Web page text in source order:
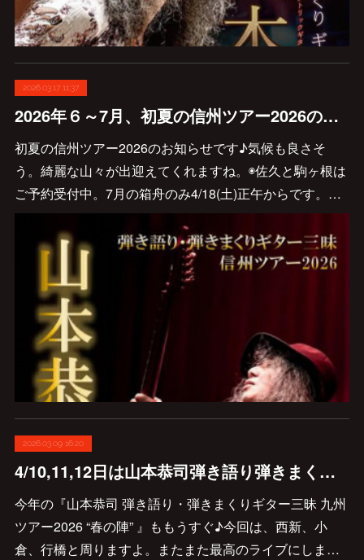
2026.03.17 11:37
2026年６～7月、初夏の信州ツアー2026のお知らせです♪
初夏の信州ツアー2026のお知らせです♪気候も良さそ
う。綺麗な山々が出迎えてくれますね。◉佐久と駒ヶ根は
ご予約受付中。7月の箱舟のみ4/18(土)正午からです。…
2026.03.09 16:20
4/10,11,12日は山本恭司弾き語り弾きまくりギター三昧九州ツアー!!
今年の『山本恭司 弾き語り・弾きまくりギター三昧 九州
ツアー2026 “春の陣” 』ももうすぐ♪今回は、西新、小
倉、行橋と周りますよ。またまた最高のライブにしま…